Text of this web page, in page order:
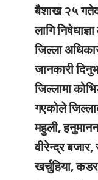
बैशाख २५
लागि
जिल्ला
जानकारी
जिल्लामा
गएकोले
महुली,
वीरेन्द्र
खर्चुहिया,